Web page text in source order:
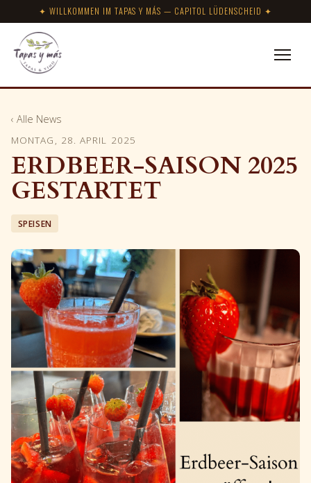
✦ WILLKOMMEN IM TAPAS Y MÁS — CAPITOL LÜDENSCHEID ✦
‹ Alle News
MONTAG, 28. APRIL 2025
ERDBEER-SAISON 2025
GESTARTET
SPEISEN